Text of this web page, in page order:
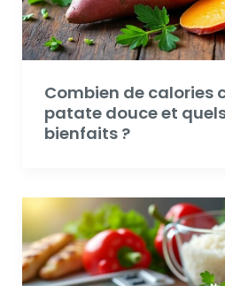
Combien de calories
patate douce et
bienfaits ?